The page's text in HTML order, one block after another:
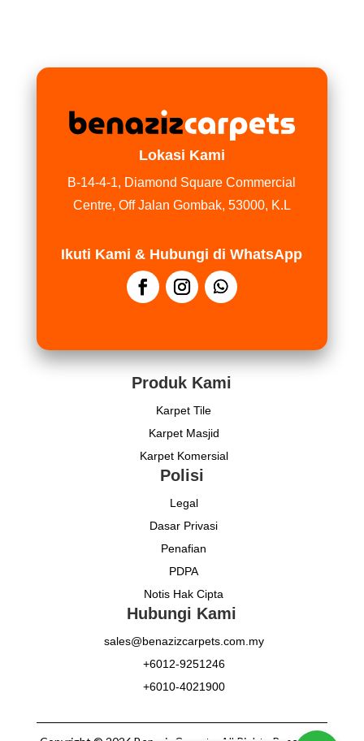
Lokasi Kami
B-14-4-1, Diamond Square Commercial
Centre, Off Jalan Gombak, 53000, K.L
Ikuti Kami & Hubungi di WhatsApp
Produk Kami
Karpet Tile
Karpet Masjid
Karpet Komersial
Polisi
Legal
Dasar Privasi
Penafian
PDPA
Notis Hak Cipta
Hubungi Kami
sales@benazizcarpets.com.my
+6012-9251246
+6010-4021900